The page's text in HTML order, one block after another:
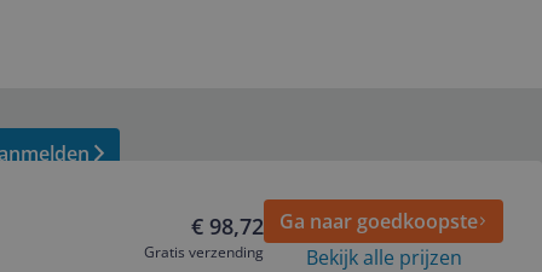
€ 98,72
Gratis verzending
Ga naar goedkoopste
Bekijk alle prijzen